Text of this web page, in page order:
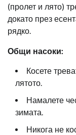
(пролет и лято)
докато през
рядко.
Общи насоки:
Косете
лятото.
Намалете
зимата.
Никога не